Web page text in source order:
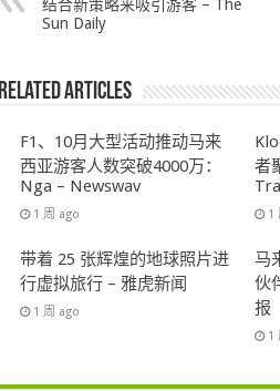
结合新策略来吸引游客 – The
Sun Daily
Related Articles
F1、10月大型活动推动马来
西亚游客人数突破4000万：
Nga – Newswav
1 周 ago
者
1
带着 25 张辉煌的地球照片进
行虚拟旅行 – 雅虎新闻
1 周 ago
马
伙
报
1